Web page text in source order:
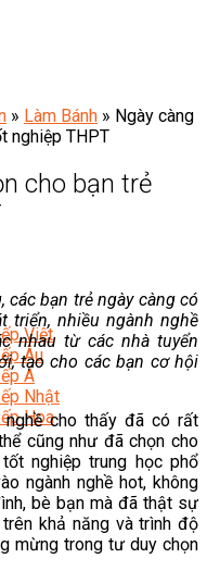
Việt
Âu
Á
Nhật
Hoa
» Làm Bánh » Ngày càng
nghiệp THPT
cho bạn trẻ
bạn trẻ ngày càng có
triển, nhiều ngành nghề
nhau từ các nhà tuyển
tạo cho các bạn cơ hội
nghề cho thấy đã có rất
cũng như đã chọn cho
nghiệp trung học phổ
ngành nghề hot, không
bè bạn mà đã thật sự
khả năng và trình độ
mừng trong tư duy chọn